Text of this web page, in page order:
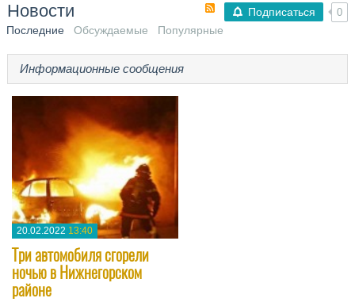
Подписаться 0
Новости
Последние Обсуждаемые Популярные
Информационные сообщения
20.02.2022 13:40
Три автомобиля сгорели
ночью в Нижнегорском
районе